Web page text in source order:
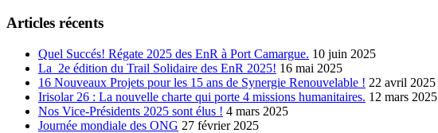
Articles récents
Quel Succés! Régate 2025 des EnR à Port Camargue. 10 juin 2025
La 2e édition du Trail Solidaire des EnR 2025! 16 mai 2025
16 Nouveaux Projets pour les 15 ans de Synergie Renouvelable ! 22 avril 2025
Irisolar 26 : La nouvelle charte qui porte 4 missions humanitaires. 12 mars 2025
Nos Vice-Présidents 2025 sont élus ! 4 mars 2025
Journée mondiale des ONG 27 février 2025